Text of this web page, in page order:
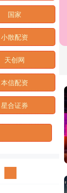
国家
小散配资
天创网
本信配资
星合证券